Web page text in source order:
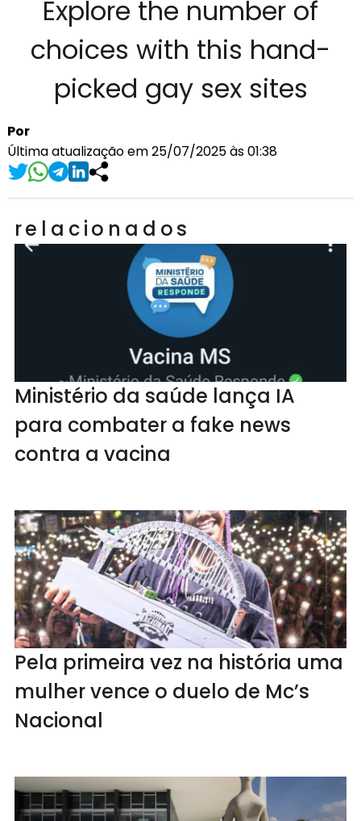
Explore the number of
choices with this hand-
picked gay sex sites
Por
Última atualização em 25/07/2025 às 01:38
relacionados
Ministério da saúde lança IA
para combater a fake news
contra a vacina
Pela primeira vez na história uma
mulher vence o duelo de Mc’s
Nacional